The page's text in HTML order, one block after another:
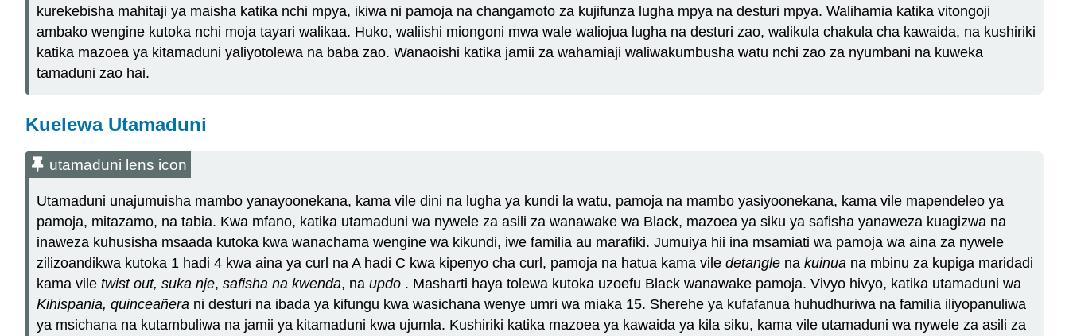
kurekebisha mahitaji ya maisha katika nchi mpya, ikiwa ni pamoja na changamoto za kujifunza lugha mpya na desturi mpya. Walihamia katika vitongoji
ambako wengine kutoka nchi moja tayari walikaa. Huko, waliishi miongoni mwa wale waliojua lugha na desturi zao, walikula chakula cha kawaida, na kushiriki
katika mazoea ya kitamaduni yaliyotolewa na baba zao. Wanaoishi katika jamii za wahamiaji waliwakumbusha watu nchi zao za nyumbani na kuweka
tamaduni zao hai.
Kuelewa Utamaduni
utamaduni lens icon
Utamaduni unajumuisha mambo yanayoonekana, kama vile dini na lugha ya kundi la watu, pamoja na mambo yasiyoonekana, kama vile mapendeleo ya
pamoja, mitazamo, na tabia. Kwa mfano, katika utamaduni wa nywele za asili za wanawake wa Black, mazoea ya siku ya safisha yanaweza kuagizwa na
inaweza kuhusisha msaada kutoka kwa wanachama wengine wa kikundi, iwe familia au marafiki. Jumuiya hii ina msamiati wa pamoja wa aina za nywele
zilizoandikwa kutoka 1 hadi 4 kwa aina ya curl na A hadi C kwa kipenyo cha curl, pamoja na hatua kama vile detangle na kuinua na mbinu za kupiga maridadi
kama vile twist out, suka nje, safisha na kwenda, na updo . Masharti haya tolewa kutoka uzoefu Black wanawake pamoja. Vivyo hivyo, katika utamaduni wa
Kihispania, quinceañera ni desturi na ibada ya kifungu kwa wasichana wenye umri wa miaka 15. Sherehe ya kufafanua huhudhuriwa na familia iliyopanuliwa
ya msichana na kutambuliwa na jamii ya kitamaduni kwa ujumla. Kushiriki katika mazoea ya kawaida ya kila siku, kama vile utamaduni wa nywele za asili za